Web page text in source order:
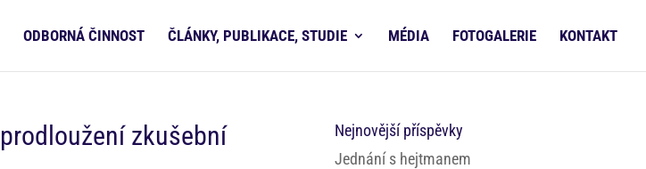
ODBORNÁ ČINNOST ČLÁNKY, PUBLIKACE, STUDIE MÉDIA FOTOGALERIE KONTAKT
zkušební
Nejnovější příspěvky
Jednání s hejtmanem